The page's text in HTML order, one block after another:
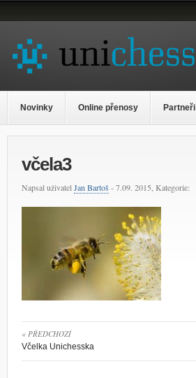
Novinky Online přenosy Partneři
včela3
Napsal uživatel Jan Bartoš - 7.09. 2015, Kategorie:
« PŘEDCHOZÍ
Včelka Unichesska